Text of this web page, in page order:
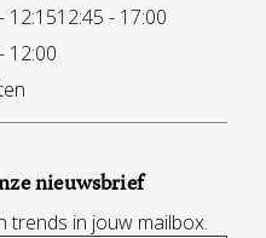
12:1512:45 - 17:00
12:00
nieuwsbrief
trends in jouw mailbox.